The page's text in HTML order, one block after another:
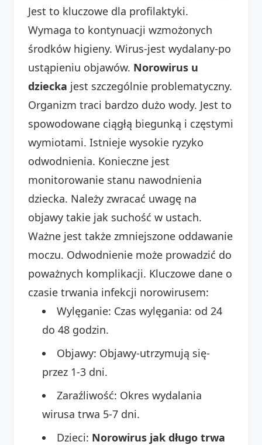
Jest to kluczowe dla profilaktyki.
Wymaga to kontynuacji wzmożonych
środków higieny. Wirus-jest wydalany-po
ustąpieniu objawów. Norowirus u
dziecka jest szczególnie problematyczny.
Organizm traci bardzo dużo wody. Jest to
spowodowane ciągłą biegunką i częstymi
wymiotami. Istnieje wysokie ryzyko
odwodnienia. Konieczne jest
monitorowanie stanu nawodnienia
dziecka. Należy zwracać uwagę na
objawy takie jak suchość w ustach.
Ważne jest także zmniejszone oddawanie
moczu. Odwodnienie może prowadzić do
poważnych komplikacji. Kluczowe dane o
czasie trwania infekcji norowirusem:
Wylęganie: Czas wylęgania: od 24
do 48 godzin.
Objawy: Objawy-utrzymują się-
przez 1-3 dni.
Zaraźliwość: Okres wydalania
wirusa trwa 5-7 dni.
Dzieci: Norowirus jak długo trwa